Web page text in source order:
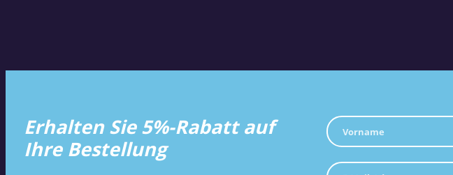
Erhalten Sie 5%-Rabatt auf
Ihre Bestellung